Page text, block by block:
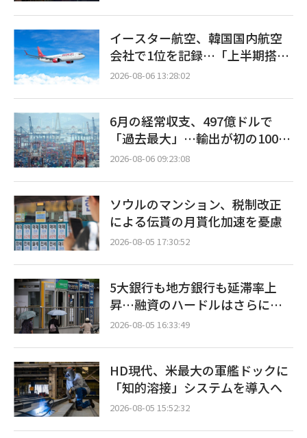
イースター航空、韓国国内航空
会社で1位を記録…「上半期搭乗
率93%」
2026-08-06 13:28:02
6月の経常収支、497億ドルで
「過去最大」…輸出が初の1000
億ドル突破
2026-08-06 09:23:08
ソウルのマンション、税制改正
による伝貰の月貰化加速を憂慮
2026-08-05 17:30:52
5大銀行も地方銀行も延滞率上
昇…融資のハードルはさらに高
く
2026-08-05 16:33:49
HD現代、米最大の軍艦ドックに
「知的溶接」システムを導入へ
2026-08-05 15:52:32